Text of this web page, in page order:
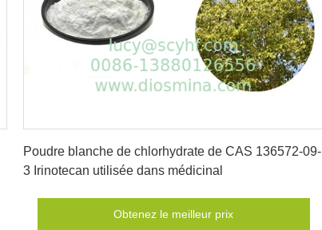
Poudre blanche de chlorhydrate de CAS 136572-09-
3 Irinotecan utilisée dans médicinal
Obtenez le meilleur prix